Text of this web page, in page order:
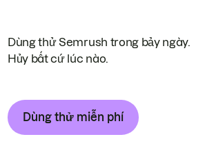
Dùng thử Semrush trong bảy ngày.
Hủy bất cứ lúc nào.
Dùng thử miễn phí